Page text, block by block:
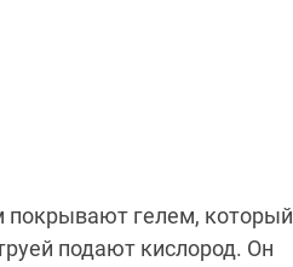
покрывают гелем, который
подают кислород. Он